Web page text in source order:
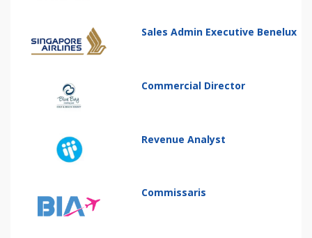
Sales Admin Executive Benelux
Commercial Director
Revenue Analyst
Commissaris